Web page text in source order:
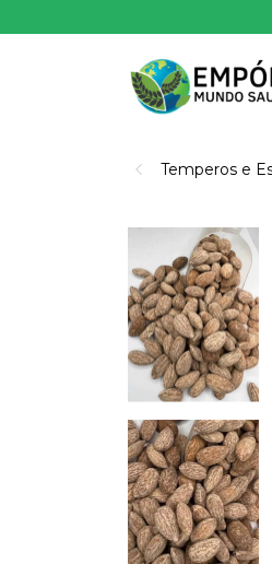
Temperos e